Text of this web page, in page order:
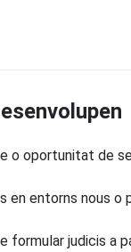
oportunitat de
en entorns nous
judicis a